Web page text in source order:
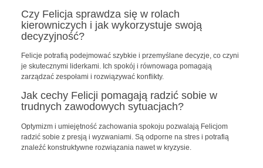
Czy Felicja sprawdza się w rolach
kierowniczych i jak wykorzystuje swoją
decyzyjność?
Felicje potrafią podejmować szybkie i przemyślane decyzje, co czyni
je skutecznymi liderkami. Ich spokój i równowaga pomagają
zarządzać zespołami i rozwiązywać konflikty.
Jak cechy Felicji pomagają radzić sobie w
trudnych zawodowych sytuacjach?
Optymizm i umiejętność zachowania spokoju pozwalają Felicjom
radzić sobie z presją i wyzwaniami. Są odporne na stres i potrafią
znaleźć konstruktywne rozwiązania nawet w kryzysie.